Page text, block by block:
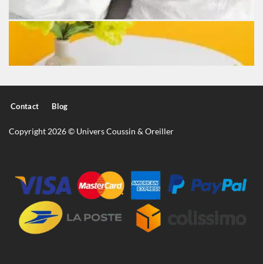
Contact Blog
Copyright 2026 © Univers Coussin & Oreiller